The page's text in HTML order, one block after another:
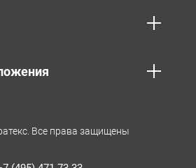
Все права защищены